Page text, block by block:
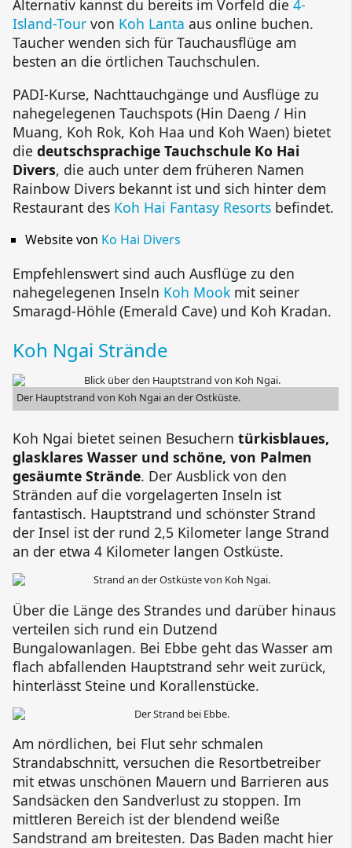
Alternativ kannst du bereits im Vorfeld die 4-
Island-Tour von Koh Lanta aus online buchen.
Taucher wenden sich für Tauchausflüge am
besten an die örtlichen Tauchschulen.
PADI-Kurse, Nachttauchgänge und Ausflüge zu
nahegelegenen Tauchspots (Hin Daeng / Hin
Muang, Koh Rok, Koh Haa und Koh Waen) bietet
die deutschsprachige Tauchschule Ko Hai
Divers, die auch unter dem früheren Namen
Rainbow Divers bekannt ist und sich hinter dem
Restaurant des Koh Hai Fantasy Resorts befindet.
Website von Ko Hai Divers
Empfehlenswert sind auch Ausflüge zu den
nahegelegenen Inseln Koh Mook mit seiner
Smaragd-Höhle (Emerald Cave) und Koh Kradan.
Koh Ngai Strände
Der Hauptstrand von Koh Ngaian der Ostküste.
Koh Ngai bietet seinen Besuchern türkisblaues,
glasklares Wasser und schöne, von Palmen
gesäumte Strände. Der Ausblick von den
Stränden auf die vorgelagerten Inseln ist
fantastisch. Hauptstrand und schönster Strand
der Insel ist der rund 2,5 Kilometer lange Strand
an der etwa 4 Kilometer langen Ostküste.
Über die Länge des Strandes und darüber hinaus
verteilen sich rund ein Dutzend
Bungalowanlagen. Bei Ebbe geht das Wasser am
flach abfallenden Hauptstrand sehr weit zurück,
hinterlässt Steine und Korallenstücke.
Am nördlichen, bei Flut sehr schmalen
Strandabschnitt, versuchen die Resortbetreiber
mit etwas unschönen Mauern und Barrieren aus
Sandsäcken den Sandverlust zu stoppen. Im
mittleren Bereich ist der blendend weiße
Sandstrand am breitesten. Das Baden macht hier